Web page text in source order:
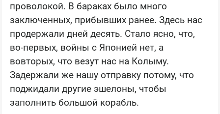
проволокой. В бараках было много
заключенных, прибывших ранее. Здесь нас
продержали дней десять. Стало ясно, что,
во-первых, войны с Японией нет, а
вовторых, что везут нас на Колыму.
Задержали же нашу отправку потому, что
поджидали другие эшелоны, чтобы
заполнить большой корабль.